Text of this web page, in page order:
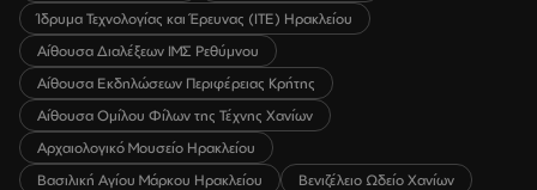
Ίδρυμα Τεχνολογίας και Έρευνας (ΙΤΕ) Ηρακλείου
Αίθουσα Διαλέξεων ΙΜΣ Ρεθύμνου
Αίθουσα Εκδηλώσεων Περιφέρειας Κρήτης
Αίθουσα Ομίλου Φίλων της Τέχνης Χανίων
Αρχαιολογικό Μουσείο Ηρακλείου
Βασιλική Αγίου Μάρκου Ηρακλείου
Βενιζέλειο Ωδείο Χανίων